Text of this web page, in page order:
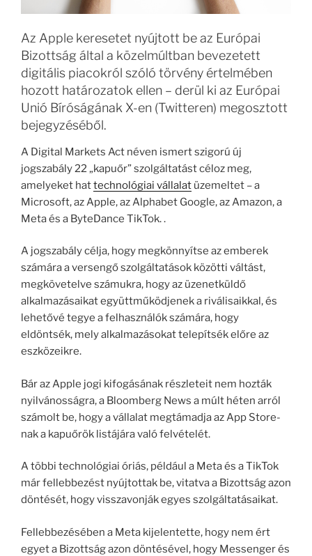
Az Apple keresetet nyújtott be az Európai
Bizottság által a közelmúltban bevezetett
digitális piacokról szóló törvény értelmében
hozott határozatok ellen – derül ki az Európai
Unió Bíróságának X-en (Twitteren) megosztott
bejegyzéséből.
A Digital Markets Act néven ismert szigorú új
jogszabály 22 „kapuőr” szolgáltatást céloz meg,
amelyeket hattechnológiai vállalat üzemeltet – a
Microsoft, az Apple, az Alphabet Google, az Amazon, a
Meta és a ByteDance TikTok. .
A jogszabály célja, hogy megkönnyítse az emberek
számára a versengő szolgáltatások közötti váltást,
megkövetelve számukra, hogy az üzenetküldő
alkalmazásaikat együttműködjenek a riválisaikkal, és
lehetővé tegye a felhasználók számára, hogy
eldöntsék, mely alkalmazásokat telepítsék előre az
eszközeikre.
Bár az Apple jogi kifogásának részleteit nem hozták
nyilvánosságra, a Bloomberg News a múlt héten arról
számolt be, hogy a vállalat megtámadja az App Store-
nak a kapuőrök listájára való felvételét.
A többi technológiai óriás, például a Meta és a TikTok
már fellebbezést nyújtottak be, vitatva a Bizottság azon
döntését, hogy visszavonják egyes szolgáltatásaikat.
Fellebbezésében a Meta kijelentette, hogy nem ért
egyet a Bizottság azon döntésével, hogy Messenger és